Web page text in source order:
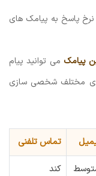
پاسخ به پیامک های
پیامک می توانید پیام
مختلف شخصی سازی
تماس تلفنی
کند